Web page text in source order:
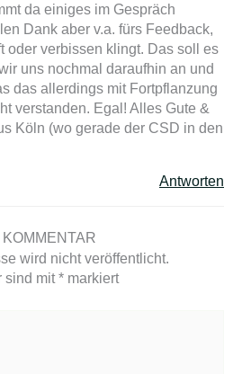
da einiges im Gespräch
Dank aber v.a. fürs Feedback,
oder verbissen klingt. Das soll es
uns nochmal daraufhin an und
das allerdings mit Fortpflanzung
verstanden. Egal! Alles Gute &
Köln (wo gerade der CSD in den
Antworten
wird nicht veröffentlicht.
sind mit* markiert